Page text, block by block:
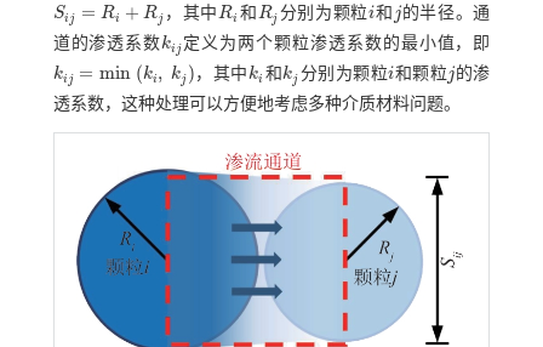
Si j = Ri + Rj
Sij= Ri+ Rj ，其中Ri
Ri 和 Rj
Rj 分别为颗粒i
i 和 j
j 的半径。通
道的渗透系数ki j
kij 定义为两个颗粒渗透系数的最小值，即
ki j = min (ki , kj )
kij= mi n (ki, k j) ，其中ki
ki 和kj
kj 分别为颗粒i
i和颗粒j
j 的渗
透系数，这种处理可以方便地考虑多种介质材料问题。